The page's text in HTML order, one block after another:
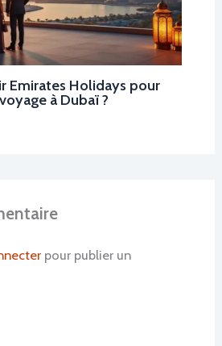
Emirates Holidays pour
à Dubaï ?
pour publier un